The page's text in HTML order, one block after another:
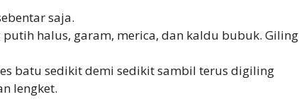
saja.
halus, garam, merica, dan kaldu bubuk. Giling
batu sedikit demi sedikit sambil terus digiling
lengket.